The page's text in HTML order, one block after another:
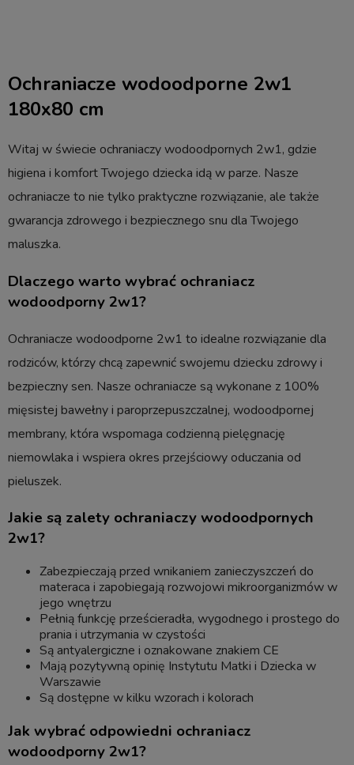
Ochraniacze wodoodporne 2w1
180x80 cm
Witaj w świecie ochraniaczy wodoodpornych 2w1, gdzie
higiena i komfort Twojego dziecka idą w parze. Nasze
ochraniacze to nie tylko praktyczne rozwiązanie, ale także
gwarancja zdrowego i bezpiecznego snu dla Twojego
maluszka.
Dlaczego warto wybrać ochraniacz
wodoodporny 2w1?
Ochraniacze wodoodporne 2w1 to idealne rozwiązanie dla
rodziców, którzy chcą zapewnić swojemu dziecku zdrowy i
bezpieczny sen. Nasze ochraniacze są wykonane z 100%
mięsistej bawełny i paroprzepuszczalnej, wodoodpornej
membrany, która wspomaga codzienną pielęgnację
niemowlaka i wspiera okres przejściowy oduczania od
pieluszek.
Jakie są zalety ochraniaczy wodoodpornych
2w1?
Zabezpieczają przed wnikaniem zanieczyszczeń do
materaca i zapobiegają rozwojowi mikroorganizmów w
jego wnętrzu
Pełnią funkcję prześcieradła, wygodnego i prostego do
prania i utrzymania w czystości
Są antyalergiczne i oznakowane znakiem CE
Mają pozytywną opinię Instytutu Matki i Dziecka w
Warszawie
Są dostępne w kilku wzorach i kolorach
Jak wybrać odpowiedni ochraniacz
wodoodporny 2w1?